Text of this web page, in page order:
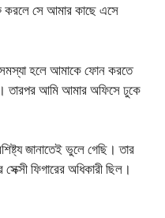
করলে সে আমার কাছে এসে
হলে আমাকে ফোন করতে
তারপর আমি আমার অফিসে ঢুকে
জানাতেই ভুলে গেছি। তার
ফিগারের অধিকারী ছিল।